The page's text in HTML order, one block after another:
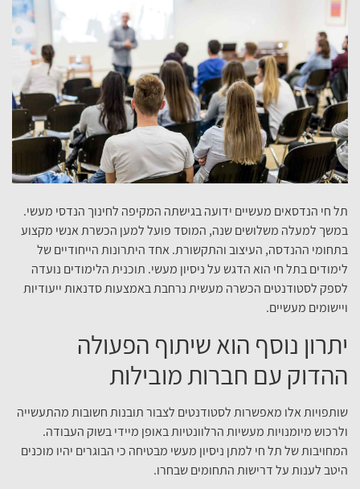
תל חי הנדסאים מעשיים ידועה בגישתה המקיפה לחינוך הנדסי מעשי.
במשך למעלה משלושים שנה, המוסד פועל למען הכשרת אנשי מקצוע
בתחומי ההנדסה, העיצוב והתקשורת. אחד היתרונות הייחודיים של
לימודים בתל חי הוא הדגש על ניסיון מעשי. תוכנית הלימודים נועדה
לספק לסטודנטים הכשרה מעשית נרחבת באמצעות סדנאות ייעודיות
ויישומים מעשיים.
יתרון נוסף הוא שיתוף הפעולה
ההדוק עם חברות מובילות
שותפויות אלו מאפשרות לסטודנטים לצבור תובנות חשובות מהתעשייה
ולרכוש מיומנויות מעשיות הרלוונטיות באופן מיידי בשוק העבודה.
המחויבות של תל חי למתן ניסיון מעשי מבטיחה כי הבוגרים יהיו מוכנים
היטב לענות על דרישות התחומים שבחרו.